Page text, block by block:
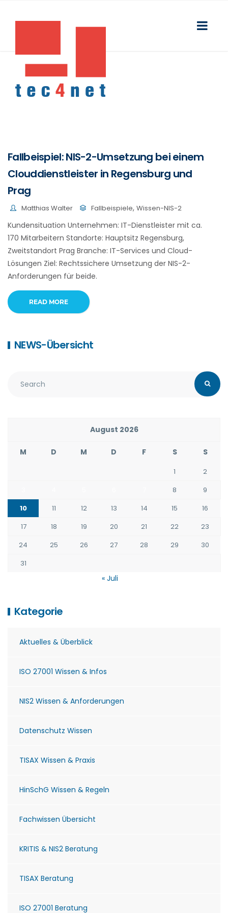
Fallbeispiel: NIS-2-Umsetzung bei einem
Clouddienstleister in Regensburg und
Prag
Matthias Walter Fallbeispiele, Wissen-NIS-2
Kundensituation Unternehmen: IT-Dienstleister mit ca.
170 Mitarbeitern Standorte: Hauptsitz Regensburg,
Zweitstandort Prag Branche: IT-Services und Cloud-
Lösungen Ziel: Rechtssichere Umsetzung der NIS-2-
Anforderungen für beide.
READ MORE
NEWS-Übersicht
August 2026
M D M D F S S
1
2
8
9
10
11 12 13 14 15
16
17
18 19 20 21 22
23
24
25 26 27 28 29
30
31
« Juli
Kategorie
Aktuelles & Überblick
ISO 27001 Wissen & Infos
NIS2 Wissen & Anforderungen
Datenschutz Wissen
TISAX Wissen & Praxis
HinSchG Wissen & Regeln
Fachwissen Übersicht
KRITIS & NIS2 Beratung
TISAX Beratung
ISO 27001 Beratung